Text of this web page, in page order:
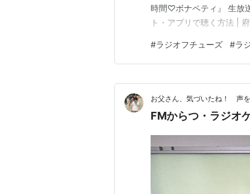
時間♡ボナペティ』 生放
ト・アプリで聴く方法 |
プラ）」からインターネ
逃し配信はご…
#ラジオフチューズ #ラ
お父さん、気づいたね！ 声
FMからつ・ラジオ